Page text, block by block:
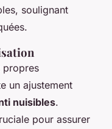
soulignant
propres
un ajustement
nuisibles.
pour assurer